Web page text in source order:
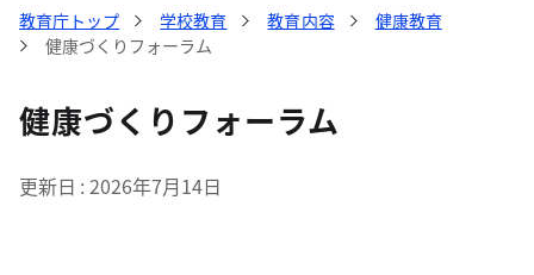
教育庁トップ 学校教育 教育内容
健康教育
健康づくりフォーラム
健康づくりフォーラム
更新日 2026年7月14日